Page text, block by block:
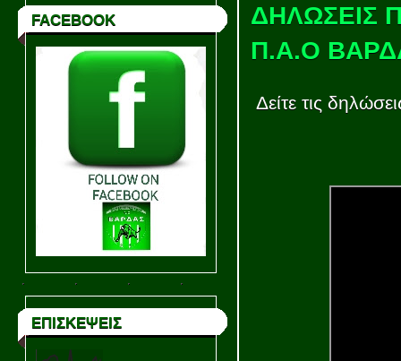
FACEBOOK
ΕΠΙΣΚΕΨΕΙΣ
ΔΗΛΩΣΕΙΣ
Π.Α.Ο
Δείτε τις